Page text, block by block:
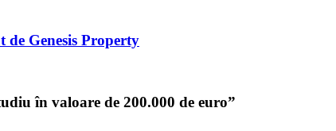
de Genesis Property
în valoare de 200.000 de euro”